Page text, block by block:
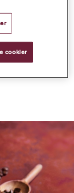
cookier